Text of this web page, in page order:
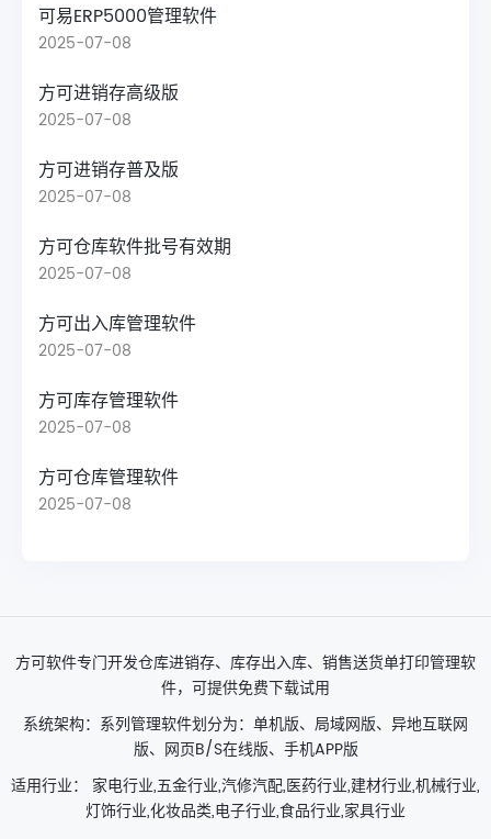
可易ERP5000管理软件
2025-07-08
方可进销存高级版
2025-07-08
方可进销存普及版
2025-07-08
方可仓库软件批号有效期
2025-07-08
方可出入库管理软件
2025-07-08
方可库存管理软件
2025-07-08
方可仓库管理软件
2025-07-08
方可软件专门开发仓库进销存、库存出入库、销售送货单打印管理软
件，可提供免费下载试用
系统架构：系列管理软件划分为：单机版、局域网版、异地互联网
版、网页B/S在线版、手机APP版
适用行业： 家电行业,五金行业,汽修汽配,医药行业,建材行业,机械行业,
灯饰行业,化妆品类,电子行业,食品行业,家具行业